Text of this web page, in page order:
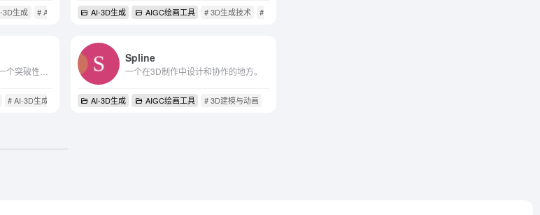
3D生成 # AI元宇宙 # AI游戏应用
AI-3D生成 AIGC绘画工具 # 3D生成技术 # AI-3D生成
# AI-3D生成 # SWAPP
Spline
一个在3D制作中设计和协作的地方。
AI-3D生成 AIGC绘画工具 # 3D建模与动画